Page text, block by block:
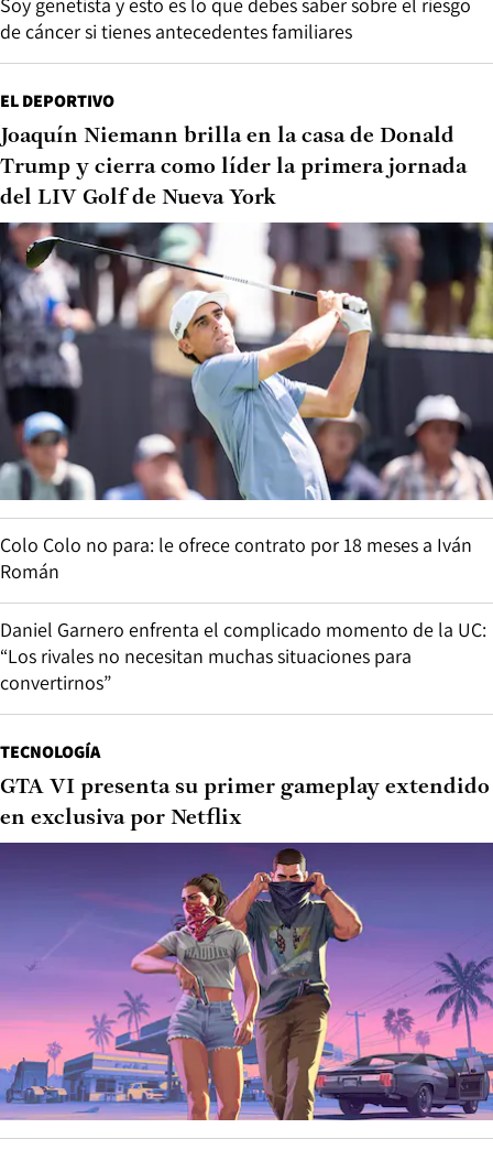
de cáncer si tienes antecedentes familiares
EL DEPORTIVO
Joaquín Niemann brilla en la casa de Donald
Trump y cierra como líder la primera jornada
del LIV Golf de Nueva York
Colo Colo no para: le ofrece contrato por 18 meses a Iván
Román
Daniel Garnero enfrenta el complicado momento de la UC:
“Los rivales no necesitan muchas situaciones para
convertirnos”
TECNOLOGÍA
GTA VI presenta su primer gameplay extendido
en exclusiva por Netflix